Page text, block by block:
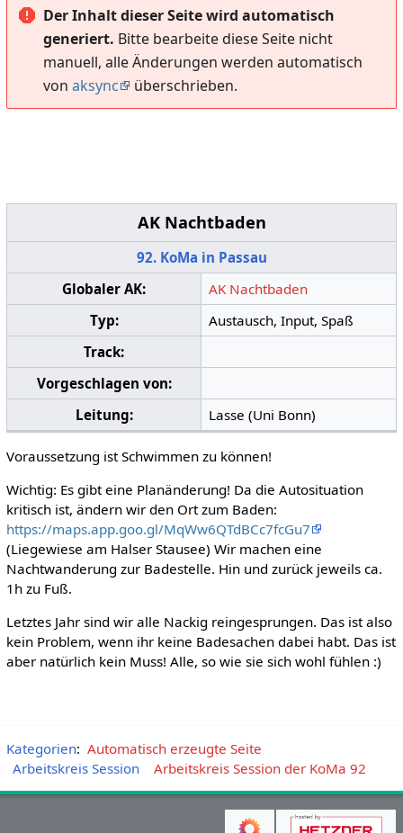
Der Inhalt dieser Seite wird automatisch
generiert. Bitte bearbeite diese Seite nicht
manuell, alle Änderungen werden automatisch
von aksync überschrieben.
AK Nachtbaden
92. KoMa in Passau
Globaler AK:
AK Nachtbaden
Typ:
Austausch, Input, Spaß
Track:
Vorgeschlagen von:
Leitung:
Lasse (Uni Bonn)
Voraussetzung ist Schwimmen zu können!
Wichtig: Es gibt eine Planänderung! Da die Autosituation
kritisch ist, ändern wir den Ort zum Baden:
https://maps.app.goo.gl/MqWw6QTdBCc7fcGu7
(Liegewiese am Halser Stausee) Wir machen eine
Nachtwanderung zur Badestelle. Hin und zurück jeweils ca.
1h zu Fuß.
Letztes Jahr sind wir alle Nackig reingesprungen. Das ist also
kein Problem, wenn ihr keine Badesachen dabei habt. Das ist
aber natürlich kein Muss! Alle, so wie sie sich wohl fühlen :)
Kategorien: Automatisch erzeugte Seite
Arbeitskreis Session
Arbeitskreis Session der KoMa 92